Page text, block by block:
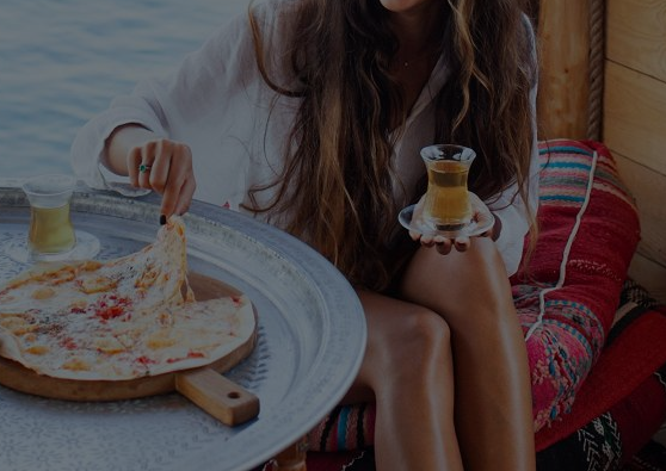
” w stopce serwisu i przechodząc do „Ustawień Zaawansowanych”. Zmiana ustawień
za pomocą ustawień przeglądarki.
S.A. możemy przetwarzać dane osobowe w następujących celach:
Aktywne skanowanie charakterystyki urządzenia do celów identyfikacji.
urządzeniu lub dostęp do nich. Spersonalizowane reklamy i treści, pomiar reklam i treści,
usług.
Lista Zaufanych Partnerów